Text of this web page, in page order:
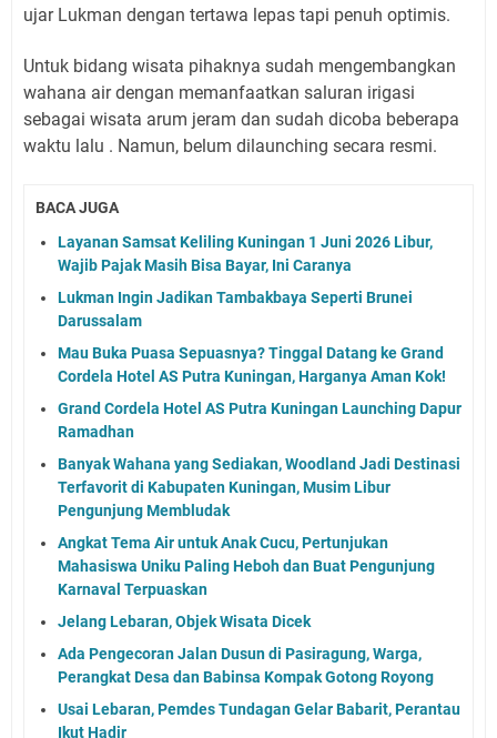
ujar Lukman dengan tertawa lepas tapi penuh optimis.
Untuk bidang wisata pihaknya sudah mengembangkan
wahana air dengan memanfaatkan saluran irigasi
sebagai wisata arum jeram dan sudah dicoba beberapa
waktu lalu . Namun, belum dilaunching secara resmi.
BACA JUGA
Layanan Samsat Keliling Kuningan 1 Juni 2026 Libur,
Wajib Pajak Masih Bisa Bayar, Ini Caranya
Lukman Ingin Jadikan Tambakbaya Seperti Brunei
Darussalam
Mau Buka Puasa Sepuasnya? Tinggal Datang ke Grand
Cordela Hotel AS Putra Kuningan, Harganya Aman Kok!
Grand Cordela Hotel AS Putra Kuningan Launching Dapur
Ramadhan
Banyak Wahana yang Sediakan, Woodland Jadi Destinasi
Terfavorit di Kabupaten Kuningan, Musim Libur
Pengunjung Membludak
Angkat Tema Air untuk Anak Cucu, Pertunjukan
Mahasiswa Uniku Paling Heboh dan Buat Pengunjung
Karnaval Terpuaskan
Jelang Lebaran, Objek Wisata Dicek
Ada Pengecoran Jalan Dusun di Pasiragung, Warga,
Perangkat Desa dan Babinsa Kompak Gotong Royong
Usai Lebaran, Pemdes Tundagan Gelar Babarit, Perantau
Ikut Hadir